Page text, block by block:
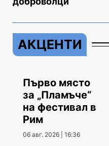
АКЦЕНТИ
Първо място
за „Пламъче“
на фестивал в
Рим
06 авг. 2026 | 16:36